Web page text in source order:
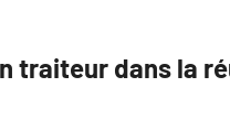
traiteur dans la